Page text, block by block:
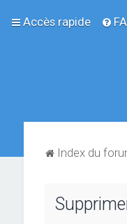
Accès rapide
Index du